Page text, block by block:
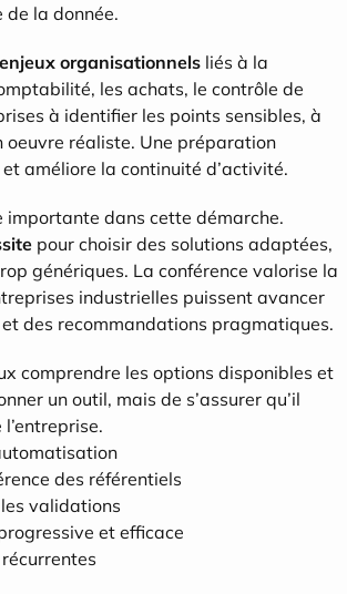
de la donnée.
enjeux organisationnels liés à la
les achats, le contrôle de
à identifier les points sensibles, à
réaliste. Une préparation
améliore la continuité d’activité.
importante dans cette démarche.
pour choisir des solutions adaptées,
génériques. La conférence valorise la
industrielles puissent avancer
des recommandations pragmatiques.
comprendre les options disponibles et
un outil, mais de s’assurer qu’il
des référentiels
validations
et efficace